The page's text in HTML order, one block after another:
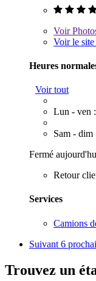
Voir
Voir le site
Heures
Voir tout
Lun - ven
Sam - dim
Fermé
Retour
Services
Camions
Suivant 6
Trouvez un